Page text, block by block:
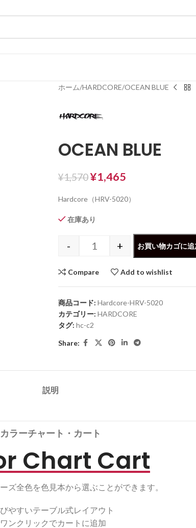
ホーム HARDCORE OCEAN BLUE
OCEAN BLUE
¥1,570¥1,465
Hardcore（HRV-5020）
在庫あり
- + お買い物カゴに追
Compare Add to wishlist
商品コード: Hardcore-HRV-5020
カテゴリー: HARDCORE
タグ: hc-c2
Share:
説明
カラーチャート・カート
Chart Cart
ズ全色を色見本から選ぶことができます。
やすいテーブル式レイアウト
ンクリックでカートに追加